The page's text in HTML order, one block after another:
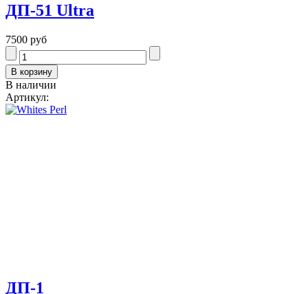
ДП-51 Ultra
7500 руб
В наличии
Артикул:
ДП-1